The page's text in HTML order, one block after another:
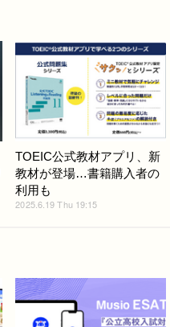
TOEIC公式教材アプリ、新
教材が登場…書籍購入者の
利用も
2025.6.19 Thu 19:15